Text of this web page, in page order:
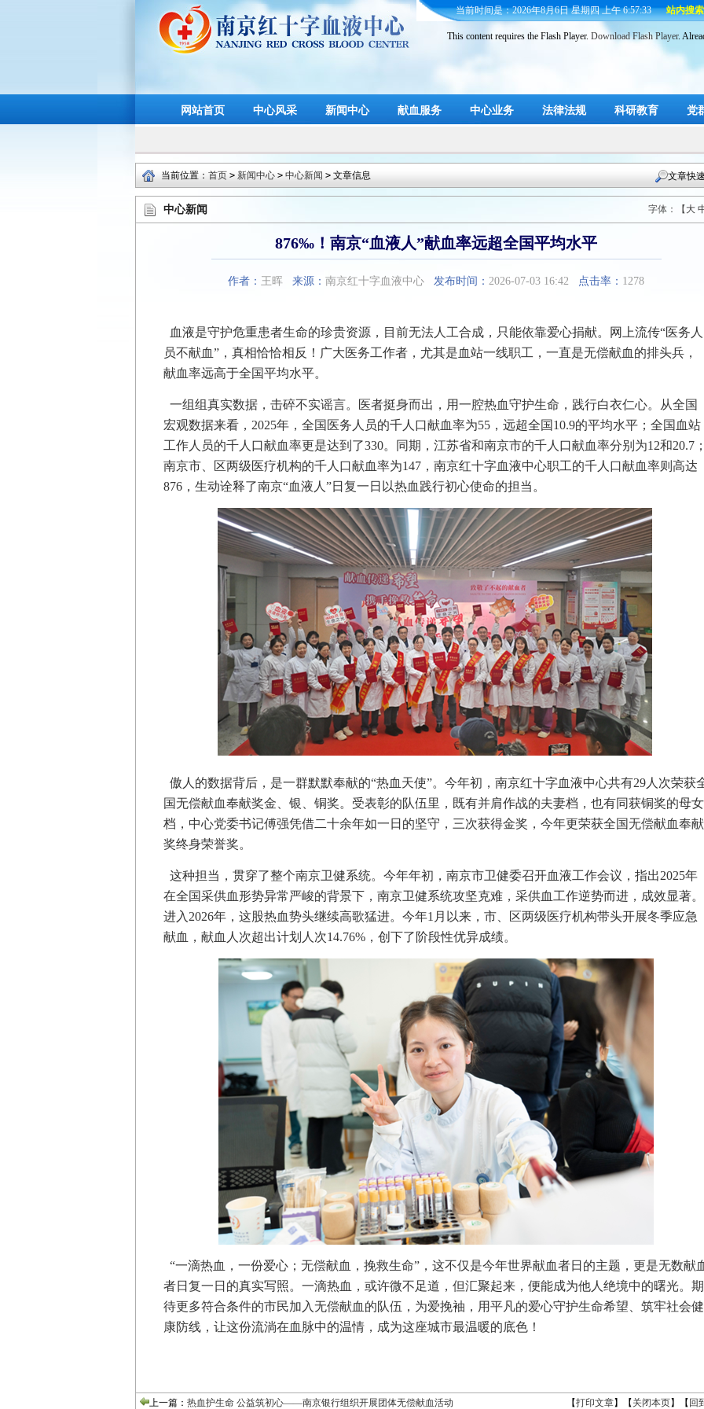
当前时间是：2026年8月6日 星期四 上午 6:57:34 站内搜
This content requires the Flash Player. Download Flash Player.
网站首页 中心风采 新闻中心 献血服务 中心业务 法律法规 科研教育 党
当前位置： 首页 > 新闻中心 > 中心新闻 > 文章信息 文章快
中心新闻 字体：【 大
876‰！南京“血液人”献血率远超全国平均水平
作者： 王晖 来源： 南京红十字血液中心 发布时间： 2026-07-03 16:42 点击率： 1278
血液是守护危重患者生命的珍贵资源，目前无法人工合成，只能依靠爱心捐献。网上流传“医务人
员不献血”，真相恰恰相反！广大医务工作者，尤其是血站一线职工，一直是无偿献血的排头兵，
献血率远高于全国平均水平。
一组组真实数据，击碎不实谣言。医者挺身而出，用一腔热血守护生命，践行白衣仁心。从全国
宏观数据来看，2025年，全国医务人员的千人口献血率为55，远超全国10.9的平均水平；全国血站
工作人员的千人口献血率更是达到了330。同期，江苏省和南京市的千人口献血率分别为12和20.7
南京市、区两级医疗机构的千人口献血率为147，南京红十字血液中心职工的千人口献血率则高达
876，生动诠释了南京“血液人”日复一日以热血践行初心使命的担当。
傲人的数据背后，是一群默默奉献的“热血天使”。今年初，南京红十字血液中心共有29人次荣获
国无偿献血奉献奖金、银、铜奖。受表彰的队伍里，既有并肩作战的夫妻档，也有同获铜奖的母女
档，中心党委书记傅强凭借二十余年如一日的坚守，三次获得金奖，今年更荣获全国无偿献血奉献
奖终身荣誉奖。
这种担当，贯穿了整个南京卫健系统。今年年初，南京市卫健委召开血液工作会议，指出2025年
在全国采供血形势异常严峻的背景下，南京卫健系统攻坚克难，采供血工作逆势而进，成效显著。
进入2026年，这股热血势头继续高歌猛进。今年1月以来，市、区两级医疗机构带头开展冬季应急
献血，献血人次超出计划人次14.76%，创下了阶段性优异成绩。
“一滴热血，一份爱心；无偿献血，挽救生命”，这不仅是今年世界献血者日的主题，更是无数献
者日复一日的真实写照。一滴热血，或许微不足道，但汇聚起来，便能成为他人绝境中的曙光。期
待更多符合条件的市民加入无偿献血的队伍，为爱挽袖，用平凡的爱心守护生命希望、筑牢社会健
康防线，让这份流淌在血脉中的温情，成为这座城市最温暖的底色！
上一篇： 热血护生命 公益筑初心——南京银行组织开展团体无偿献血活动 【打印文章】【 关闭本页】【 回